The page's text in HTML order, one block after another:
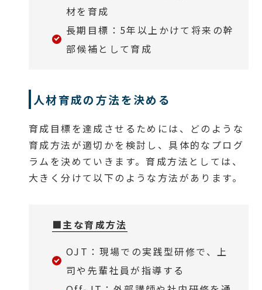
材を育成
長期目標：5年以上かけて将来の幹
部候補として育成
人材育成の方法を決める
育成目標を達成させるためには、どのような
育成方法が適切かを検討し、具体的なプログ
ラムを決めていきます。育成方法としては、
大きく分けて以下のような方法があります。
■主な育成方法
OJT：現場での実践型研修で、上
司や先輩社員が指導する